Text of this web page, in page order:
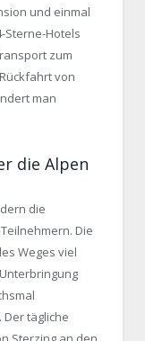
und einmal
Sterne-Hotels
zum
von
man
die Alpen
die
Die
Weges viel
tägliche